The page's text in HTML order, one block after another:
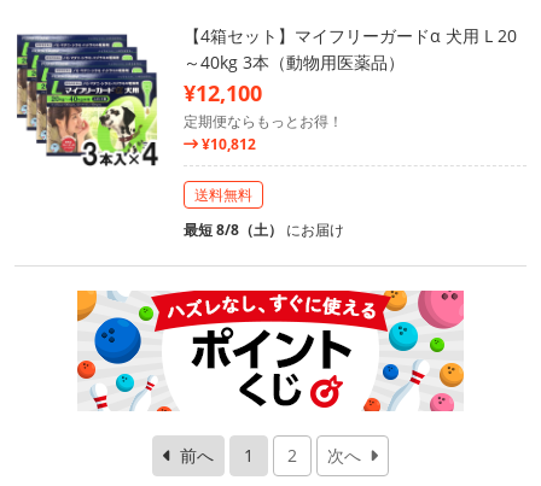
【4箱セット】マイフリーガードα 犬用 L 20
～40kg 3本（動物用医薬品）
¥12,100
定期便ならもっとお得！
¥10,812
送料無料
最短 8/8（土） にお届け
前へ 1 2 次へ